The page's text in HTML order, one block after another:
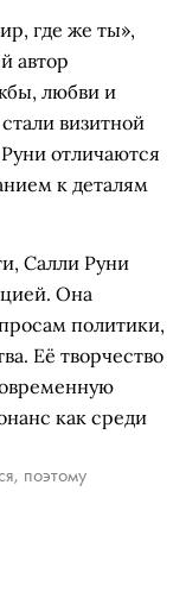
где же ты»,
автор
любви и
визитной
отличаются
к деталям
Салли Руни
Она
политики,
Её творчество
как среди
поэтому